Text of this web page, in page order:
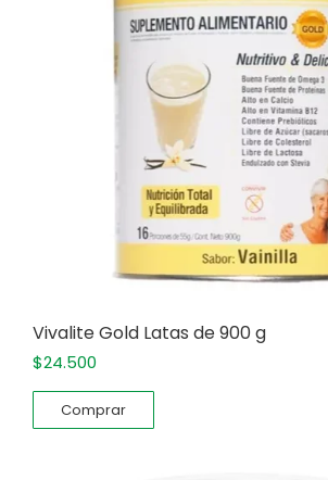
Vivalite Gold Latas de 900 g
$24.500
Comprar